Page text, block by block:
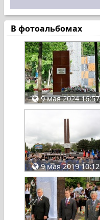
В фотоальбомах
9 мая 2024 16:57
9 мая 2019 10:12